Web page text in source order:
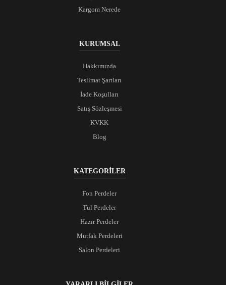
Kargom Nerede
KURUMSAL
Hakkımızda
Teslimat Şartları
İade Koşulları
Satış Sözleşmesi
KVKK
Blog
KATEGORİLER
Fon Perdeler
Tül Perdeler
Hazır Perdeler
Mutfak Perdeleri
Salon Perdeleri